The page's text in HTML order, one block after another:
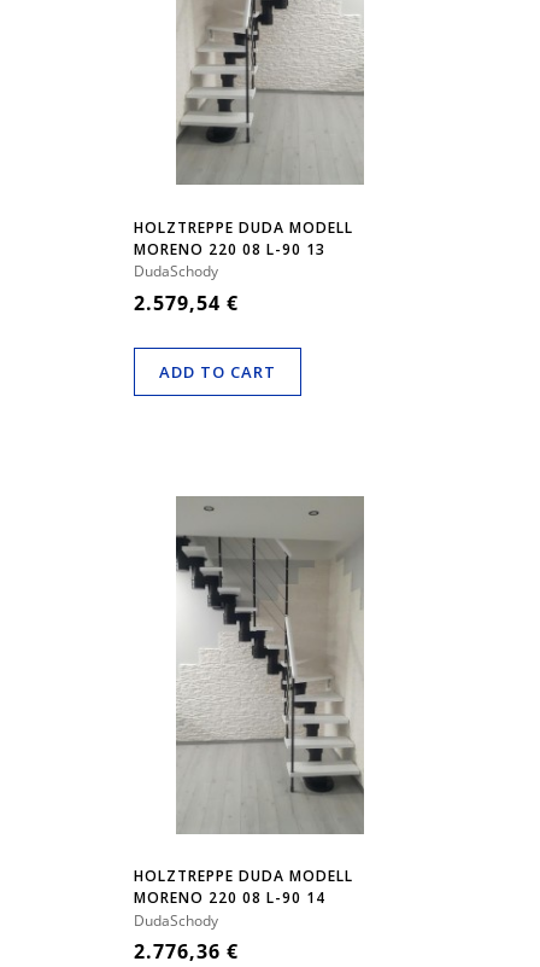
HOLZTREPPE DUDA MODELL
MORENO 220 08 L-90 13
ELEMENTE
DudaSchody
2.579,54 €
ADD TO CART
HOLZTREPPE DUDA MODELL
MORENO 220 08 L-90 14
ELEMENTE
DudaSchody
2.776,36 €